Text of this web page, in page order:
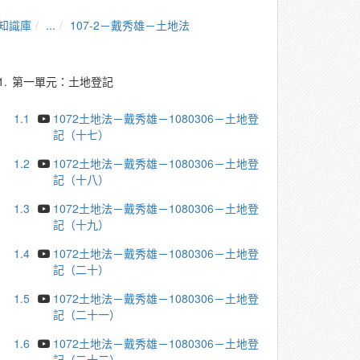
識庫 ... 107-2－戴秀雄－土地法
第一單元：土地登記
1.1
1072土地法－戴秀雄－1080306－土地登
記（十七）
1.2
1072土地法－戴秀雄－1080306－土地登
記（十八）
1.3
1072土地法－戴秀雄－1080306－土地登
記（十九）
1.4
1072土地法－戴秀雄－1080306－土地登
記（二十）
1.5
1072土地法－戴秀雄－1080306－土地登
記（二十一）
1.6
1072土地法－戴秀雄－1080306－土地登